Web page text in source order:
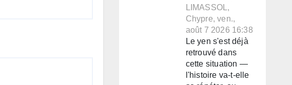
LIMASSOL,
Chypre, ven.,
août 7 2026 16:38
Le yen s'est déjà
retrouvé dans
cette situation —
l'histoire va-t-elle